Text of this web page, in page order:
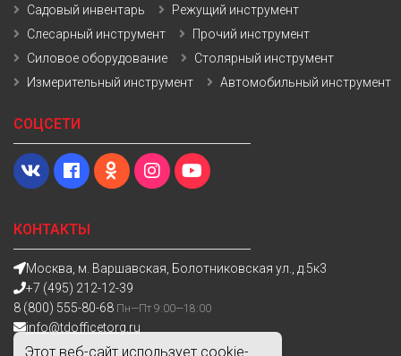
Этот веб-сайт использует cookie-
КОНТАКТЫ
Москва, м. Варшавская, Болотниковская ул., д.5к3
+7 (495) 212-12-39
8 (800) 555-80-68 Пн—Пт 9:00—18:00
info@tdofficetorg.ru
Садовый инвентарь
Режущий инструмент
Слесарный инструмент
Прочий инструмент
Силовое оборудование
Столярный инструмент
Измерительный инструмент
Автомобильный инструмент
СОЦСЕТИ